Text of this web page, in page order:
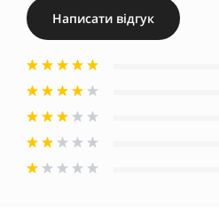
Написати відгук